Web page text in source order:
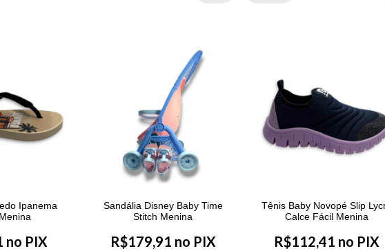
Ipanema
no PIX
Sandália Disney Baby Time
Stitch Menina
R$179,91 no PIX
Tênis Baby Novopé Slip
Calce Fácil Menina
R$112,41 no PIX